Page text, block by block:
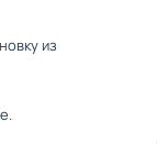
из